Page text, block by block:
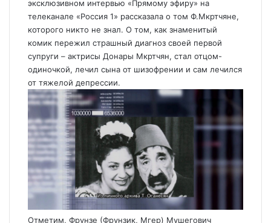
эксклюзивном интервью «Прямому эфиру» на
телеканале «Россия 1» рассказала о том Ф.Мкртчяне,
которого никто не знал. О том, как знаменитый
комик пережил страшный диагноз своей первой
супруги – актрисы Донары Мкртчян, стал отцом-
одиночкой, лечил сына от шизофрении и сам лечился
от тяжелой депрессии.
Отметим, Фрунзе (Фрунзик, Мгер) Мушегович